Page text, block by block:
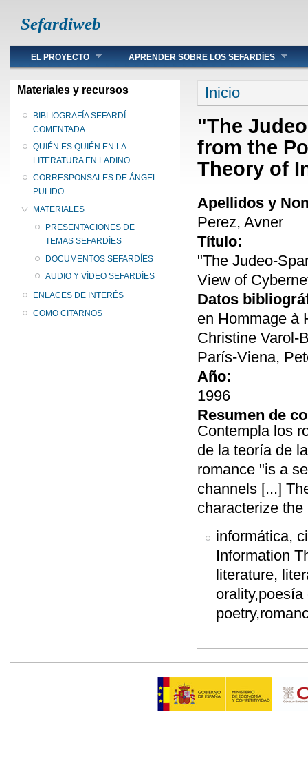
Sefardiweb
Main menu
EL PROYECTO APRENDER SOBRE LOS SEFARDÍES
Materiales y recursos
BIBLIOGRAFÍA SEFARDÍ
COMENTADA
QUIÉN ES QUIÉN EN LA
LITERATURA EN LADINO
CORRESPONSALES DE ÁNGEL
PULIDO
MATERIALES
PRESENTACIONES DE
TEMAS SEFARDÍES
DOCUMENTOS SEFARDÍES
AUDIO Y VÍDEO SEFARDÍES
ENLACES DE INTERÉS
COMO CITARNOS
Se encuentra
Inicio
"The
from the
Theory of
Apellidos y
Perez, Avner
Título:
"The Judeo-
View of
Datos
en Hommage à
Christine Varol-
París-Viena,
Año:
1996
Resumen de
Contempla los
de la teoría de
romance "is a
channels [...]
characterize
informática,
Information
literature,